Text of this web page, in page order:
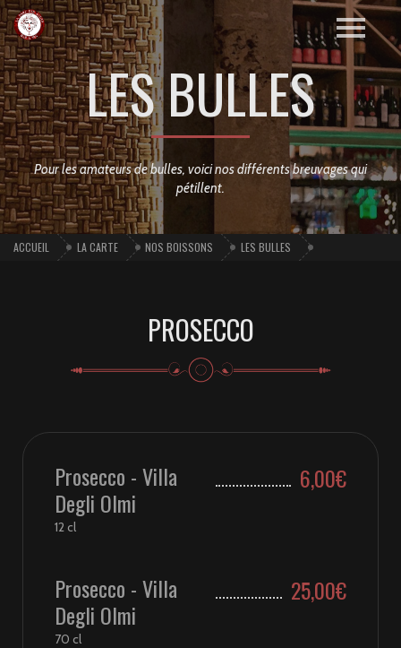
LES BULLES
Pour les amateurs de bulles, voici nos différents breuvages qui
pétillent.
ACCUEIL LA CARTE NOS BOISSONS LES BULLES
PROSECCO
Prosecco - Villa
Degli Olmi
6,00€
12 cl
Prosecco - Villa
Degli Olmi
25,00€
70 cl